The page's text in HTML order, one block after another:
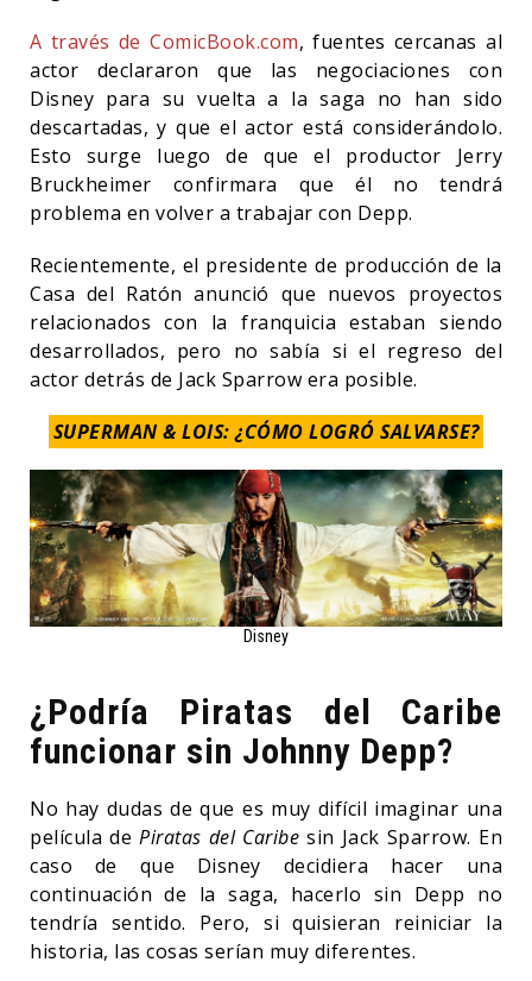
A través de ComicBook.com, fuentes cercanas al
actor declararon que las negociaciones con
Disney para su vuelta a la saga no han sido
descartadas, y que el actor está considerándolo.
Esto surge luego de que el productor Jerry
Bruckheimer confirmara que él no tendrá
problema en volver a trabajar con Depp.
Recientemente, el presidente de producción de la
Casa del Ratón anunció que nuevos proyectos
relacionados con la franquicia estaban siendo
desarrollados, pero no sabía si el regreso del
actor detrás de Jack Sparrow era posible.
SUPERMAN & LOIS: ¿CÓMO LOGRÓ SALVARSE?
Disney
¿Podría Piratas del Caribe
funcionar sin Johnny Depp?
No hay dudas de que es muy difícil imaginar una
película dePiratas del Caribe sin Jack Sparrow. En
caso de que Disney decidiera hacer una
continuación de la saga, hacerlo sin Depp no
tendría sentido. Pero, si quisieran reiniciar la
historia, las cosas serían muy diferentes.